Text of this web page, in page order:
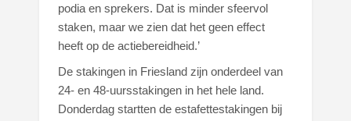
podia en sprekers. Dat is minder sfeervol
staken, maar we zien dat het geen effect
heeft op de actiebereidheid.’
De stakingen in Friesland zijn onderdeel van
24- en 48-uursstakingen in het hele land.
Donderdag startten de estafettestakingen bij